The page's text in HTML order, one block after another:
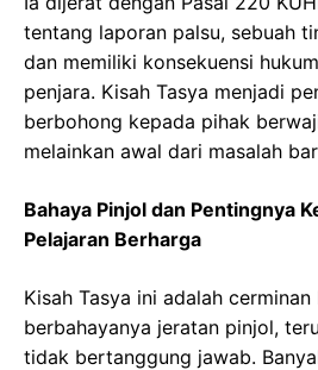
tentang laporan palsu, sebuah
dan memiliki konsekuensi
penjara. Kisah Tasya menjadi
berbohong kepada pihak
melainkan awal dari masalah
Bahaya Pinjol dan Pentingnya
Pelajaran Berharga
Kisah Tasya ini adalah cerminan
berbahayanya jeratan pinjol,
tidak bertanggung jawab.